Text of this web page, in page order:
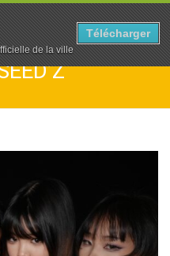
de la ville
Télécharger